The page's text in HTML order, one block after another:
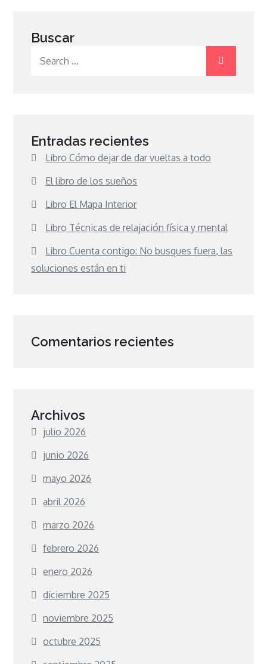
Buscar
Entradas recientes
Libro Cómo dejar de dar vueltas a todo
El libro de los sueños
Libro El Mapa Interior
Libro Técnicas de relajación física y mental
Libro Cuenta contigo: No busques fuera, las
soluciones están en ti
Comentarios recientes
Archivos
julio 2026
junio 2026
mayo 2026
abril 2026
marzo 2026
febrero 2026
enero 2026
diciembre 2025
noviembre 2025
octubre 2025